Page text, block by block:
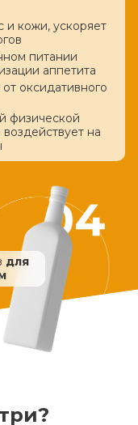
и кожи, ускоряет
питании
аппетита
оксидативного
физической
воздействует на
для